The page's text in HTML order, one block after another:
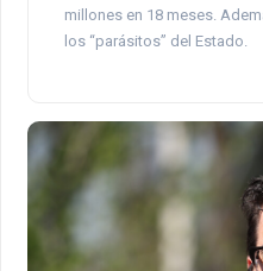
millones en 18 meses.
los “parásitos” del Estado.